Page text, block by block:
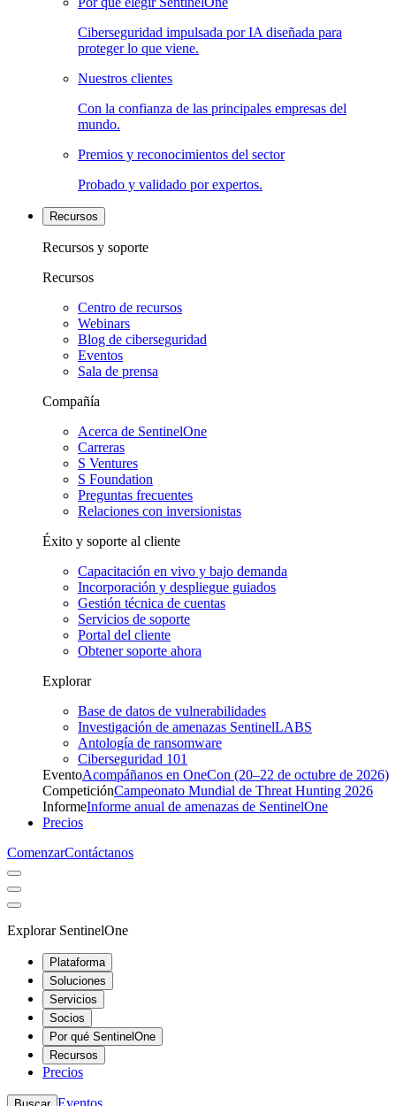
Ciberseguridad impulsada por IA diseñada para
proteger lo que viene.
Nuestros clientes
Con la confianza de las principales empresas del
mundo.
Premios y reconocimientos del sector
Probado y validado por expertos.
Recursos
Recursos y soporte
Recursos
Centro de recursos
Webinars
Blog de ciberseguridad
Eventos
Sala de prensa
Compañía
Acerca de SentinelOne
Carreras
S Ventures
S Foundation
Preguntas frecuentes
Relaciones con inversionistas
Éxito y soporte al cliente
Capacitación en vivo y bajo demanda
Incorporación y despliegue guiados
Gestión técnica de cuentas
Servicios de soporte
Portal del cliente
Obtener soporte ahora
Explorar
Base de datos de vulnerabilidades
Investigación de amenazas SentinelLABS
Antología de ransomware
Ciberseguridad 101
EventoAcompáñanos en OneCon (20–22 de octubre de 2026)
CompeticiónCampeonato Mundial de Threat Hunting 2026
InformeInforme anual de amenazas de SentinelOne
Precios
ComenzarContáctanos
Explorar SentinelOne
Plataforma
Soluciones
Servicios
Socios
Por qué SentinelOne
Recursos
Precios
Eventos